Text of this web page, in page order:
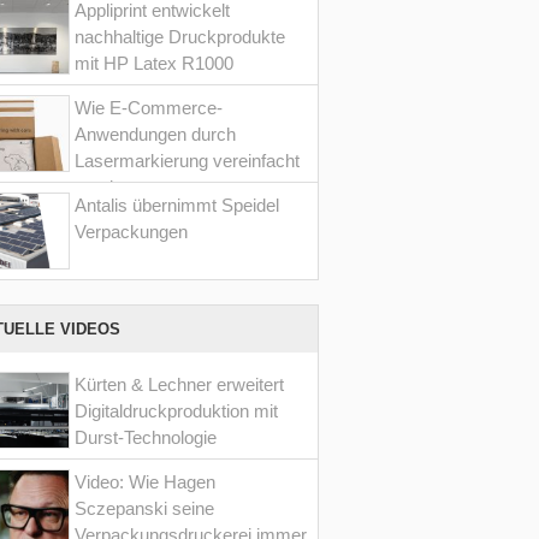
Appliprint entwickelt
nachhaltige Druckprodukte
mit HP Latex R1000
Wie E-Commerce-
Anwendungen durch
Lasermarkierung vereinfacht
werden
Antalis übernimmt Speidel
Verpackungen
VIDEOS
Kürten & Lechner erweitert
Digitaldruckproduktion mit
Durst-Technologie
Video: Wie Hagen
Sczepanski seine
Verpackungsdruckerei immer